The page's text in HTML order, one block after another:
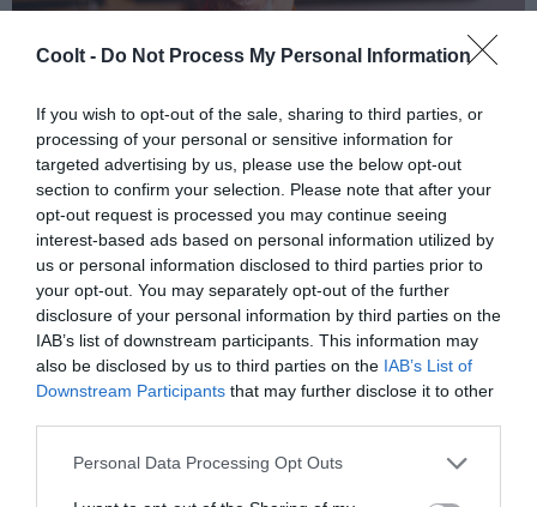
Coolt - Do Not Process My Personal Information
If you wish to opt-out of the sale, sharing to third parties, or
processing of your personal or sensitive information for
targeted advertising by us, please use the below opt-out
section to confirm your selection. Please note that after your
opt-out request is processed you may continue seeing
interest-based ads based on personal information utilized by
us or personal information disclosed to third parties prior to
your opt-out. You may separately opt-out of the further
disclosure of your personal information by third parties on the
IAB’s list of downstream participants. This information may
also be disclosed by us to third parties on the IAB’s List of
Downstream Participants that may further disclose it to other
Personal Data Processing Opt Outs
El fotógrafo venezolano Sandro Oramas, en Caracas. DIEGO TORRES
PANTIN
Ciudades utópicas , una serie fotográfica de los noventa,
se compone de fotos de circuitos y partes de
computadoras, que, gracias a su tono marrón, evocan
paisajes arqueológicos ficticios. Es un tratamiento
similar al de una serie realizada una década atrás,